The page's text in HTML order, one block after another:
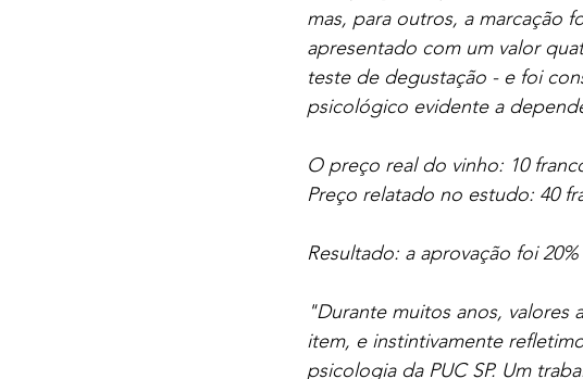
mas, para outros, a marcação
apresentado com um valor
teste de degustação - e foi
psicológico evidente a
O preço real do vinho: 10
Preço relatado no estudo: 40
Resultado: a aprovação foi
"Durante muitos anos,
item, e instintivamente
psicologia da PUC SP. Um